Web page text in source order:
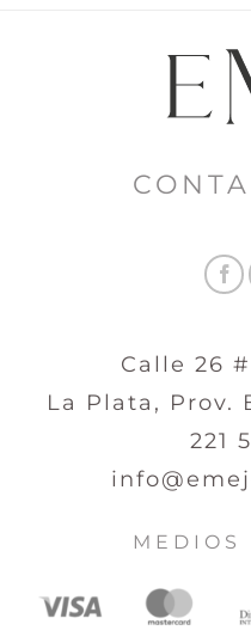
Calle 26
La Plata, Prov.
221
MEDIOS